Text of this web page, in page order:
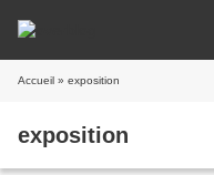
Accueil » exposition
exposition